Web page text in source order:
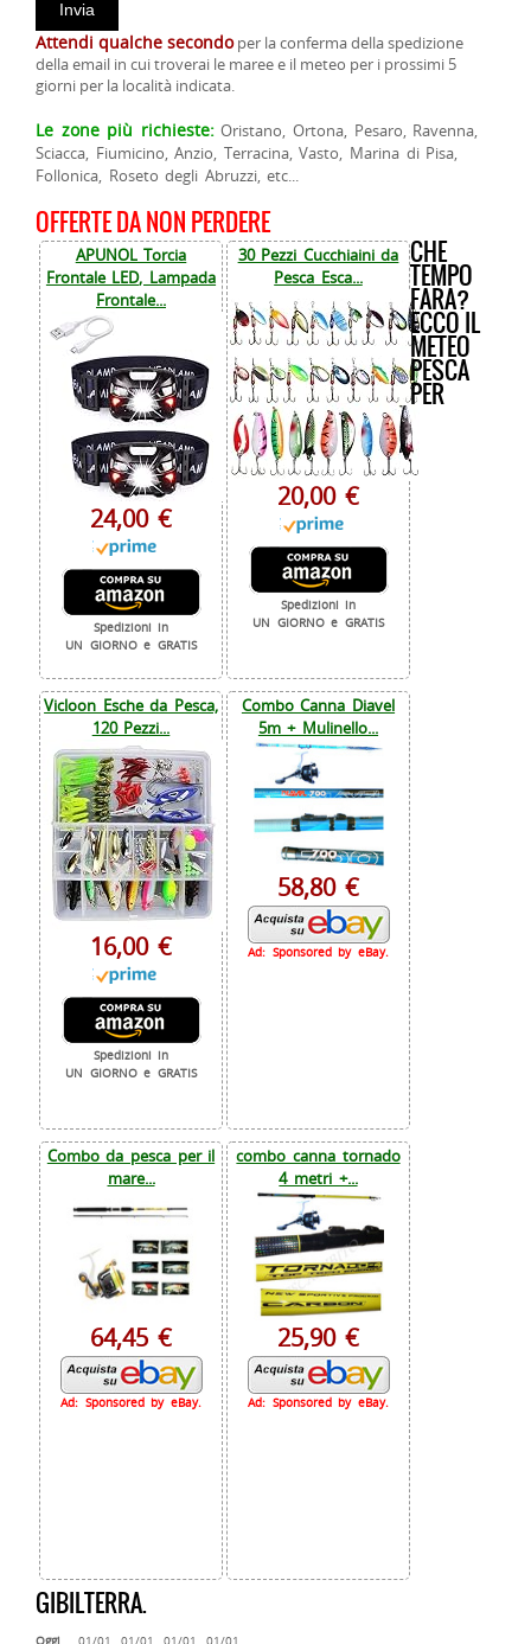
Attendi qualche secondoper la conferma della spedizione
della email in cui troverai le maree e il meteo per i prossimi 5
giorni per la località indicata.
Le zone più richieste:Oristano, Ortona, Pesaro, Ravenna,
Sciacca, Fiumicino, Anzio, Terracina, Vasto, Marina di Pisa,
Follonica, Roseto degli Abruzzi, etc...
OFFERTE DA NON PERDERE
APUNOL Torcia
Frontale LED, Lampada
Frontale...
24,00 €
Spedizioni in
UN GIORNO e GRATIS
30 Pezzi Cucchiaini da
Pesca Esca...
20,00 €
Spedizioni in
UN GIORNO e GRATIS
Vicloon Esche da Pesca,
120 Pezzi...
16,00 €
Spedizioni in
UN GIORNO e GRATIS
Combo Canna Diavel
5m + Mulinello...
58,80 €
Ad: Sponsored by eBay.
Combo da pesca per il
mare...
64,45 €
Ad: Sponsored by eBay.
combo canna tornado
4 metri +...
25,90 €
Ad: Sponsored by eBay.
CHE
TEMPO
FARA?
ECCO IL
METEO
PESCA
PER
GIBILTERRA.
Oggi 01/01 01/01 01/01 01/01